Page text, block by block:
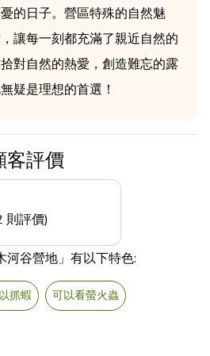
的日子。營區特殊的自然魅
讓每一刻都充滿了親近自然的
對自然的熱愛，創造難忘的露
疑是理想的首選！
客評價
則評價)
河谷營地」有以下特色:
抓蝦 可以看螢火蟲